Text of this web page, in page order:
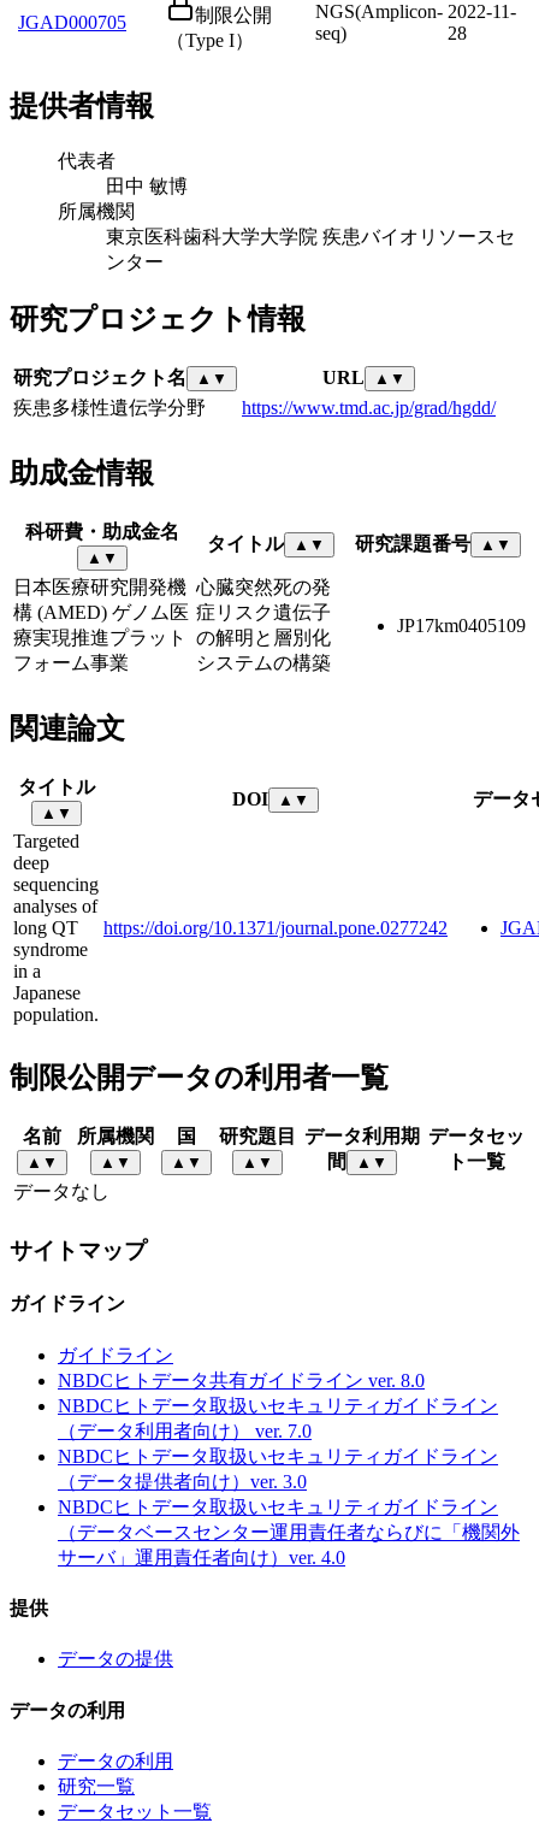
JGAD000705
制限公開
（Type I）
NGS(Amplicon-
seq)
2022-11-
28
提供者情報
代表者
田中 敏博
所属機関
東京医科歯科大学大学院 疾患バイオリソースセ
ンター
研究プロジェクト情報
研究プロジェクト名 ▲ ▼ URL ▲ ▼
疾患多様性遺伝学分野 https://www.tmd.ac.jp/grad/hgdd/
助成金情報
科研費・助成金名
▲ ▼
タイトル ▲ ▼ 研究課題番号 ▲ ▼
日本医療研究開発機
構 (AMED) ゲノム医
療実現推進プラット
フォーム事業
心臓突然死の発
症リスク遺伝子
の解明と層別化
システムの構築
JP17km0405109
関連論文
タイトル
▲ ▼
DOI ▲ ▼ データ
Targeted
deep
sequencing
analyses of
long QT
syndrome
in a
Japanese
population.
https://doi.org/10.1371/journal.pone.0277242
制限公開データの利用者一覧
名前
▲ ▼
所属機関
▲ ▼
国
▲ ▼
研究題目
▲ ▼
データ利用期
間
▲ ▼
データセッ
ト一覧
データなし
サイトマップ
ガイドライン
ガイドライン
NBDCヒトデータ共有ガイドライン ver. 8.0
NBDCヒトデータ取扱いセキュリティガイドライン
（データ利用者向け） ver. 7.0
NBDCヒトデータ取扱いセキュリティガイドライン
（データ提供者向け）ver. 3.0
NBDCヒトデータ取扱いセキュリティガイドライン
（データベースセンター運用責任者ならびに「機関外
サーバ」運用責任者向け）ver. 4.0
提供
データの提供
データの利用
データの利用
研究一覧
データセット一覧